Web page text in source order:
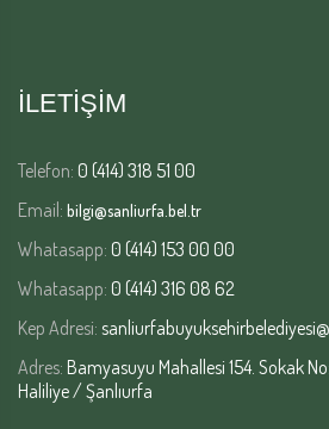
İLETİŞİM
Telefon: 0 (414) 318 51 00
Email: bilgi@sanliurfa.bel.tr
Whatasapp: 0 (414) 153 00 00
Whatasapp: 0 (414) 316 08 62
Kep Adresi:
Adres: Bamyasuyu Mahallesi 154. Sokak
Haliliye / Şanlıurfa